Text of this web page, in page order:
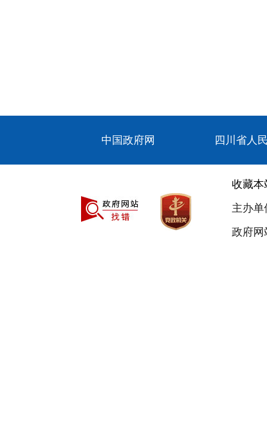
中国政府网 四川省人
收藏本
主办
政府网